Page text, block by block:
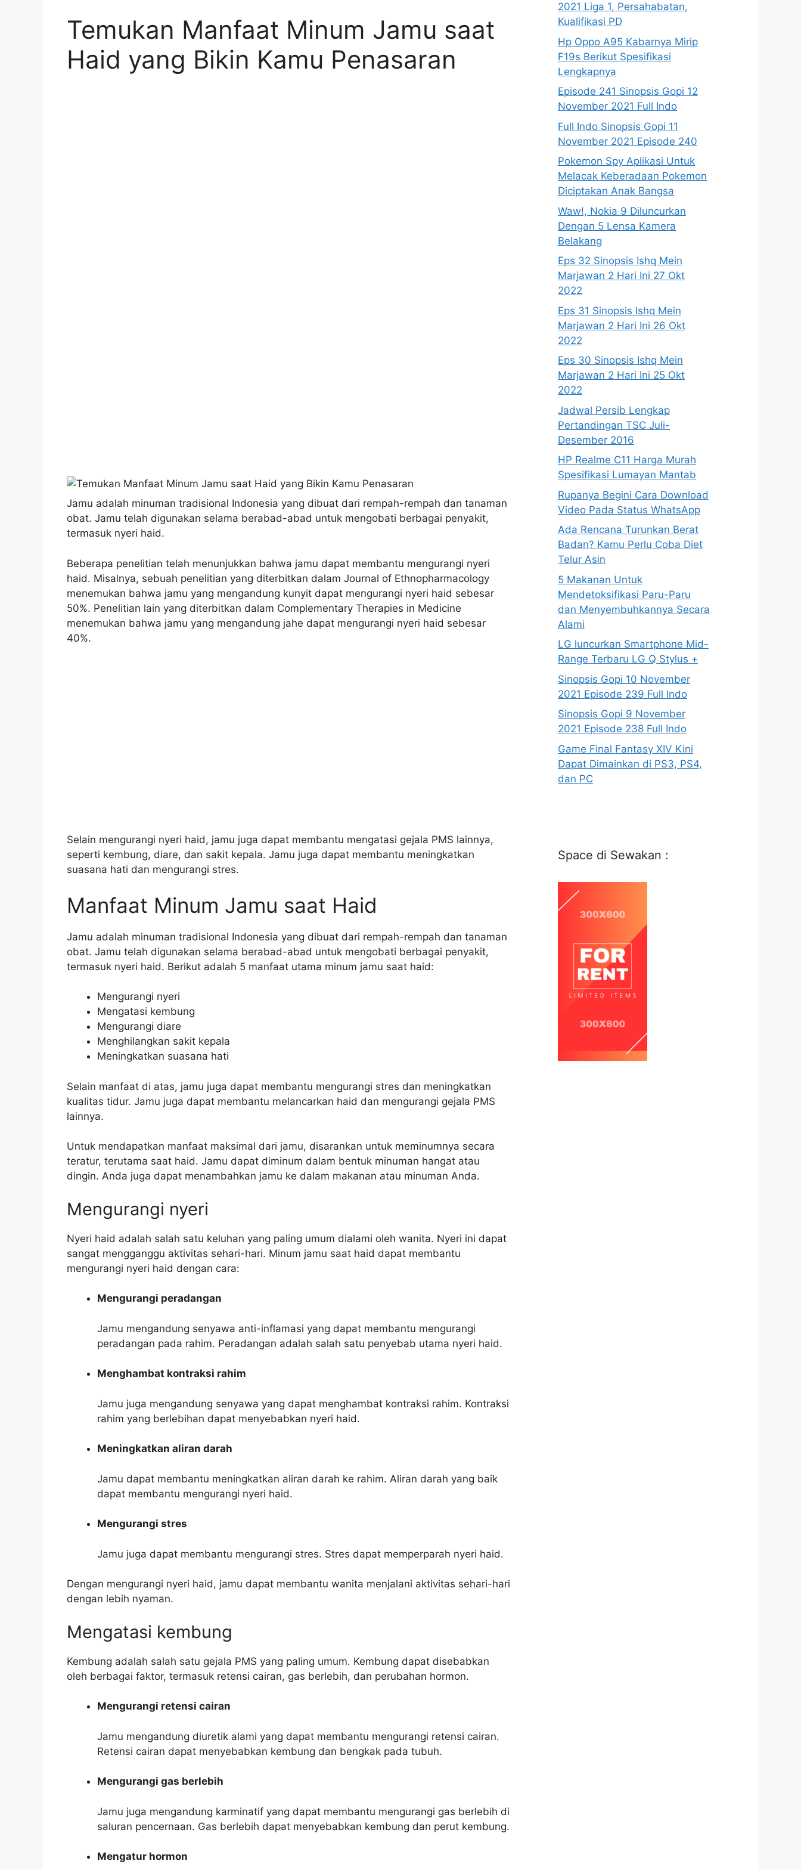
Temukan Manfaat Minum Jamu saat
Haid yang Bikin Kamu Penasaran
Jamu adalah minuman tradisional Indonesia yang dibuat dari rempah-rempah dan tanaman
obat. Jamu telah digunakan selama berabad-abad untuk mengobati berbagai penyakit,
termasuk nyeri haid.
Beberapa penelitian telah menunjukkan bahwa jamu dapat membantu mengurangi nyeri
haid. Misalnya, sebuah penelitian yang diterbitkan dalam Journal of Ethnopharmacology
menemukan bahwa jamu yang mengandung kunyit dapat mengurangi nyeri haid sebesar
50%. Penelitian lain yang diterbitkan dalam Complementary Therapies in Medicine
menemukan bahwa jamu yang mengandung jahe dapat mengurangi nyeri haid sebesar
40%.
Selain mengurangi nyeri haid, jamu juga dapat membantu mengatasi gejala PMS lainnya,
seperti kembung, diare, dan sakit kepala. Jamu juga dapat membantu meningkatkan
suasana hati dan mengurangi stres.
Manfaat Minum Jamu saat Haid
Jamu adalah minuman tradisional Indonesia yang dibuat dari rempah-rempah dan tanaman
obat. Jamu telah digunakan selama berabad-abad untuk mengobati berbagai penyakit,
termasuk nyeri haid. Berikut adalah 5 manfaat utama minum jamu saat haid:
Mengurangi nyeri
Mengatasi kembung
Mengurangi diare
Menghilangkan sakit kepala
Meningkatkan suasana hati
Selain manfaat di atas, jamu juga dapat membantu mengurangi stres dan meningkatkan
kualitas tidur. Jamu juga dapat membantu melancarkan haid dan mengurangi gejala PMS
lainnya.
Untuk mendapatkan manfaat maksimal dari jamu, disarankan untuk meminumnya secara
teratur, terutama saat haid. Jamu dapat diminum dalam bentuk minuman hangat atau
dingin. Anda juga dapat menambahkan jamu ke dalam makanan atau minuman Anda.
Mengurangi nyeri
Nyeri haid adalah salah satu keluhan yang paling umum dialami oleh wanita. Nyeri ini dapat
sangat mengganggu aktivitas sehari-hari. Minum jamu saat haid dapat membantu
mengurangi nyeri haid dengan cara:
Mengurangi peradangan
Jamu mengandung senyawa anti-inflamasi yang dapat membantu mengurangi
peradangan pada rahim. Peradangan adalah salah satu penyebab utama nyeri haid.
Menghambat kontraksi rahim
Jamu juga mengandung senyawa yang dapat menghambat kontraksi rahim. Kontraksi
rahim yang berlebihan dapat menyebabkan nyeri haid.
Meningkatkan aliran darah
Jamu dapat membantu meningkatkan aliran darah ke rahim. Aliran darah yang baik
dapat membantu mengurangi nyeri haid.
Mengurangi stres
Jamu juga dapat membantu mengurangi stres. Stres dapat memperparah nyeri haid.
Dengan mengurangi nyeri haid, jamu dapat membantu wanita menjalani aktivitas sehari-hari
dengan lebih nyaman.
Mengatasi kembung
Kembung adalah salah satu gejala PMS yang paling umum. Kembung dapat disebabkan
oleh berbagai faktor, termasuk retensi cairan, gas berlebih, dan perubahan hormon.
Mengurangi retensi cairan
Jamu mengandung diuretik alami yang dapat membantu mengurangi retensi cairan.
Retensi cairan dapat menyebabkan kembung dan bengkak pada tubuh.
Mengurangi gas berlebih
Jamu juga mengandung karminatif yang dapat membantu mengurangi gas berlebih di
saluran pencernaan. Gas berlebih dapat menyebabkan kembung dan perut kembung.
Mengatur hormon
2021 Liga 1, Persahabatan,
Kualifikasi PD
Hp Oppo A95 Kabarnya Mirip
F19s Berikut Spesifikasi
Lengkapnya
Episode 241 Sinopsis Gopi 12
November 2021 Full Indo
Full Indo Sinopsis Gopi 11
November 2021 Episode 240
Pokemon Spy Aplikasi Untuk
Melacak Keberadaan Pokemon
Diciptakan Anak Bangsa
Waw!, Nokia 9 Diluncurkan
Dengan 5 Lensa Kamera
Belakang
Eps 32 Sinopsis Ishq Mein
Marjawan 2 Hari Ini 27 Okt
2022
Eps 31 Sinopsis Ishq Mein
Marjawan 2 Hari Ini 26 Okt
2022
Eps 30 Sinopsis Ishq Mein
Marjawan 2 Hari Ini 25 Okt
2022
Jadwal Persib Lengkap
Pertandingan TSC Juli-
Desember 2016
HP Realme C11 Harga Murah
Spesifikasi Lumayan Mantab
Rupanya Begini Cara Download
Video Pada Status WhatsApp
Ada Rencana Turunkan Berat
Badan? Kamu Perlu Coba Diet
Telur Asin
5 Makanan Untuk
Mendetoksifikasi Paru-Paru
dan Menyembuhkannya Secara
Alami
LG luncurkan Smartphone Mid-
Range Terbaru LG Q Stylus +
Sinopsis Gopi 10 November
2021 Episode 239 Full Indo
Sinopsis Gopi 9 November
2021 Episode 238 Full Indo
Game Final Fantasy XIV Kini
Dapat Dimainkan di PS3, PS4,
dan PC
Space di Sewakan :